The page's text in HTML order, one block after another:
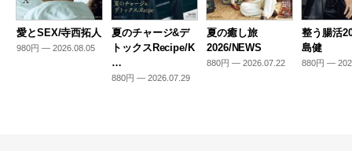
愛とSEX/寺西拓人
980円 — 2026.08.05
夏のチャージ&デ
トックスRecipe/K
…
880円 — 2026.07.29
夏の癒し旅
2026/NEWS
880円 — 2026.07.22
整う腸活
島健
880円 —